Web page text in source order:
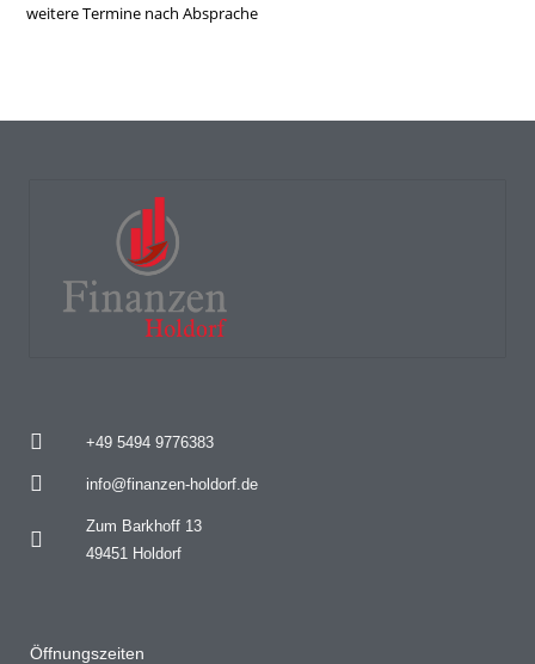
weitere Termine nach Absprache
+49 5494 9776383
info@finanzen-holdorf.de
Zum Barkhoff 13
49451 Holdorf
Öffnungszeiten